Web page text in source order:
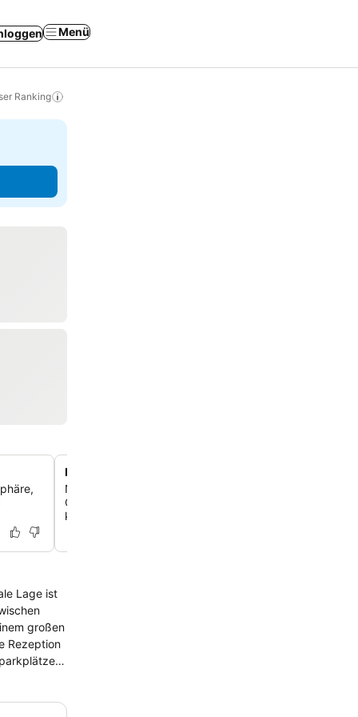
Menü
Ranking
Einzigartige modulare Duschkabinen
Nutze funktionale, integrierte Badezimmerkabinen mit
Oberflächen und eingebauten Sitzen, die für Sicherheit
konzipiert sind.
Lage ist
großen